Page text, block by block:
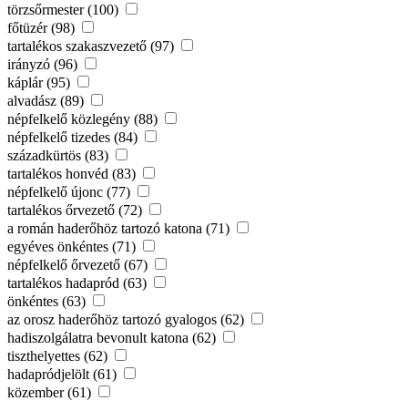
törzsőrmester (100)
főtüzér (98)
tartalékos szakaszvezető (97)
irányzó (96)
káplár (95)
alvadász (89)
népfelkelő közlegény (88)
népfelkelő tizedes (84)
századkürtös (83)
tartalékos honvéd (83)
népfelkelő újonc (77)
tartalékos őrvezető (72)
a román haderőhöz tartozó katona (71)
egyéves önkéntes (71)
népfelkelő őrvezető (67)
tartalékos hadapród (63)
önkéntes (63)
az orosz haderőhöz tartozó gyalogos (62)
hadiszolgálatra bevonult katona (62)
tiszthelyettes (62)
hadapródjelölt (61)
közember (61)